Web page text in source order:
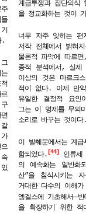
.
그
있
계급투쟁과 집단의
을 정교화하는 것이
너무 자주 잊히는 편
저작 전체에서 밝혀
물론적 파악에 따르
종적 분석에서, 실제
이상의 것은 마르크
적이 없다. 이제 만
유일한 결정적 요인
그는 이 명제를 무의
소리로 바꾸는 것이다
이 발췌문에서는 계
함되었다. 44
인류
의 예속화는 일반화
산”을 침식시키는 자
거대한 다수의 이해
엥겔스에 기초해서─반
을 확장하기 위한